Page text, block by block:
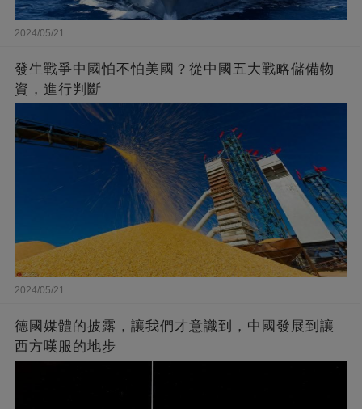
2024/05/21
發生戰爭中國怕不怕美國？從中國五大戰略儲備物
資，進行判斷
2024/05/21
德國媒體的披露，讓我們才意識到，中國發展到讓
西方嘆服的地步